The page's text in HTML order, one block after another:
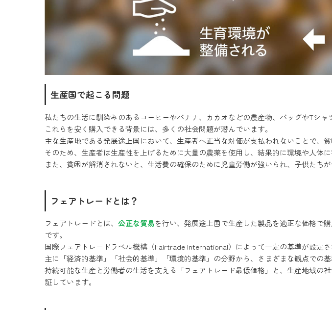
生産国で起こる問題
私たちの生活に馴染みのあるコーヒーやバナナ、カカオなどの農産物、バッグやTシャ
これらを安く購入できる背景には、多くの社会問題が潜んでいます。
主な生産地である発展途上国において、生産者へ正当な対価が支払われないことで、
そのため、生産者は生産性を上げるために大量の農薬を使用し、結果的に環境や人体
また、貧困が解消されないと、生活費の確保のために児童労働が強いられ、子供たち
フェアトレードとは？
フェアトレードとは、公正な貿易を行い、発展途上国で生産した製品を適正な価格で
です。
国際フェアトレードラベル機構（Fairtrade International）によって一定の基準が設定さ
主に「経済的基準」「社会的基準」「環境的基準」の分野から、さまざまな観点での
持続可能な生産と労働者の生活を支える「フェアトレード最低価格」と、生産地域
証しています。